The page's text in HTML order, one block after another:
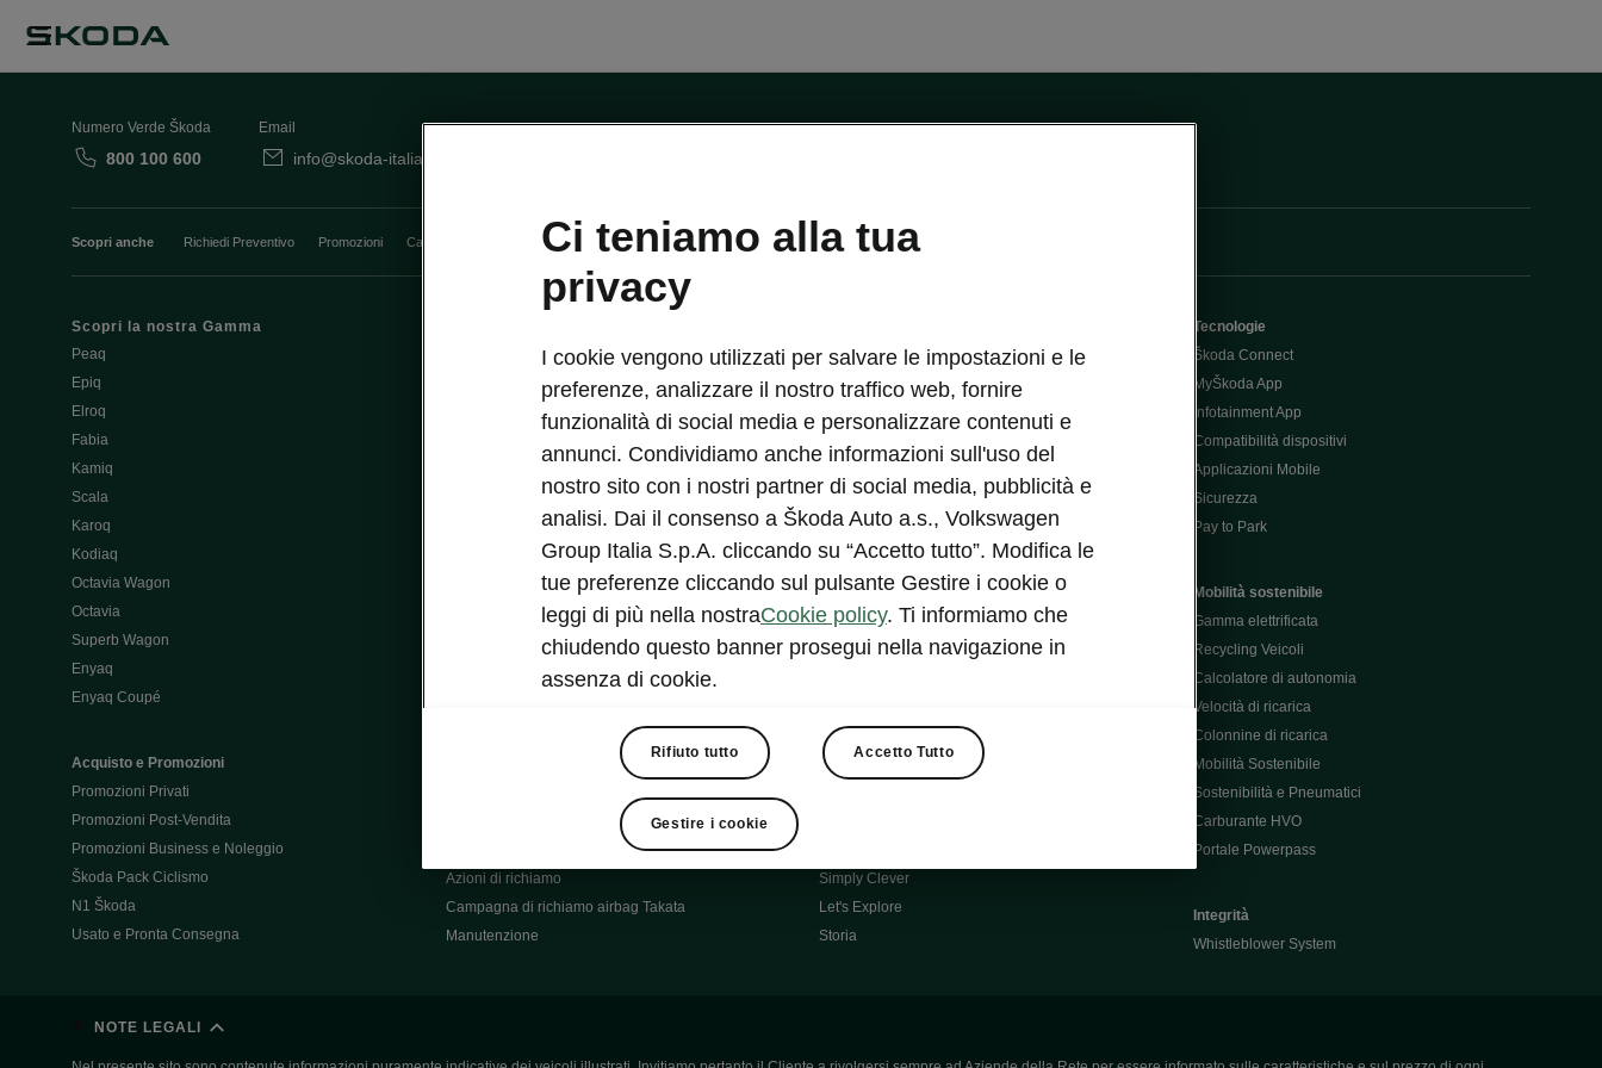
Numero Verde Škoda
800 100 600
Email
info@skoda-italia.it
Scopri anche Richiedi Preventivo Promozioni Cataloghi e Listini Car Configurator Rete Škoda
Scopri la nostra Gamma
Peaq
Epiq
Elroq
Fabia
Kamiq
Scala
Karoq
Kodiaq
Octavia Wagon
Octavia
Superb Wagon
Enyaq
Enyaq Coupé
Acquisto e Promozioni
Promozioni Privati
Promozioni Post-Vendita
Promozioni Business e Noleggio
Škoda Pack Ciclismo
N1 Škoda
Usato e Pronta Consegna
Aziende e P.IVA
Usato Škoda Plus
Cataloghi e listini
Richiedi Preventivo
Richiedi Test Drive
Post-vendita aziende e P.IVA
Škoda Supercard
Azioni di richiamo
Campagna di richiamo airbag Takata
Manutenzione
Informazioni per soccorritori
Dichiarazione di cambio proprietà
Richiedi Assistenza Service
Mondo Škoda
Milano Design Week
Fabia Green Flow
Škoda Official Partner X Factor 202
Elroq Respectline
Contatti
Auto per neopatentati
Simply Clever
Let's Explore
Storia
Tecnologie
Škoda Connect
MyŠkoda App
Infotainment App
Compatibilità dispositivi
Applicazioni Mobile
Sicurezza
Pay to Park
Mobilità sostenibile
Gamma elettrificata
Recycling Veicoli
Calcolatore di autonomia
Velocità di ricarica
Colonnine di ricarica
Mobilità Sostenibile
Sostenibilità e Pneumatici
Carburante HVO
Portale Powerpass
Integrità
Whistleblower System
NOTE LEGALI
Ci teniamo alla tua
privacy
I cookie vengono utilizzati per salvare le impostazioni e le
preferenze, analizzare il nostro traffico web, fornire
funzionalità di social media e personalizzare contenuti e
annunci. Condividiamo anche informazioni sull'uso del
nostro sito con i nostri partner di social media, pubblicità e
analisi. Dai il consenso a Škoda Auto a.s., Volkswagen
Group Italia S.p.A. cliccando su “Accetto tutto”. Modifica le
tue preferenze cliccando sul pulsante Gestire i cookie o
leggi di più nella nostraCookie policy. Ti informiamo che
chiudendo questo banner prosegui nella navigazione in
assenza di cookie.
Rifiuto tutto Accetto Tutto
Gestire i cookie